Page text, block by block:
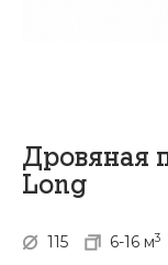
Дровяная
Long
115 6-16 м3